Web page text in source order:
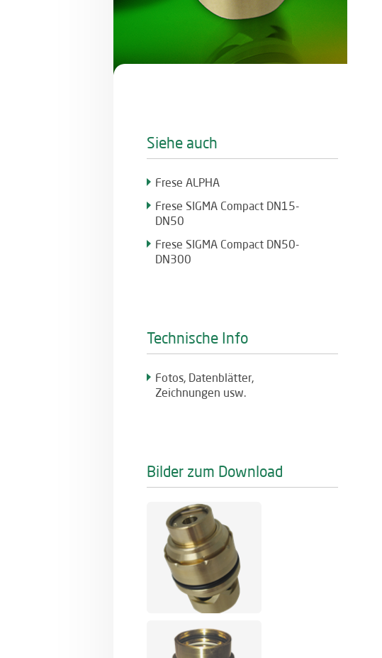
Siehe auch
Frese ALPHA
Frese SIGMA Compact DN15-
DN50
Frese SIGMA Compact DN50-
DN300
Technische Info
Fotos, Datenblätter,
Zeichnungen usw.
Bilder zum Download